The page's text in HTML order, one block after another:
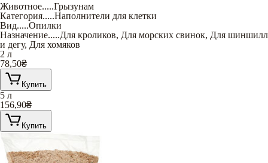
Животное.....Грызунам
Категория.....Наполнители для клетки
Вид.....Опилки
Назначение.....Для кроликов, Для морских свинок, Для шиншилл
и дегу, Для хомяков
2 л
78,50₴
Купить
5 л
156,90₴
Купить